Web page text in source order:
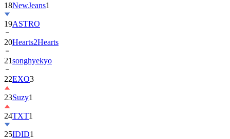
19ASTRO
20Hearts2Hearts
21songhyekyo
22EXO3
23Suzy1
24TXT1
25IDID1
26BOYNEXTDOOR